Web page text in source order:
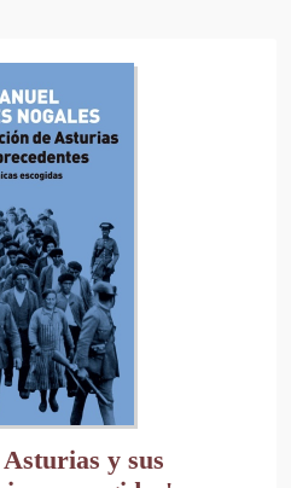
y sus